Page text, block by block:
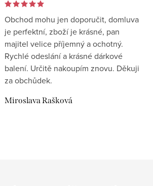
Obchod mohu jen doporučit, domluva
je perfektní, zboží je krásné, pan
majitel velice příjemný a ochotný.
Rychlé odeslání a krásné dárkové
balení. Určitě nakoupím znovu. Děkuji
za obchůdek.
Miroslava Rašková